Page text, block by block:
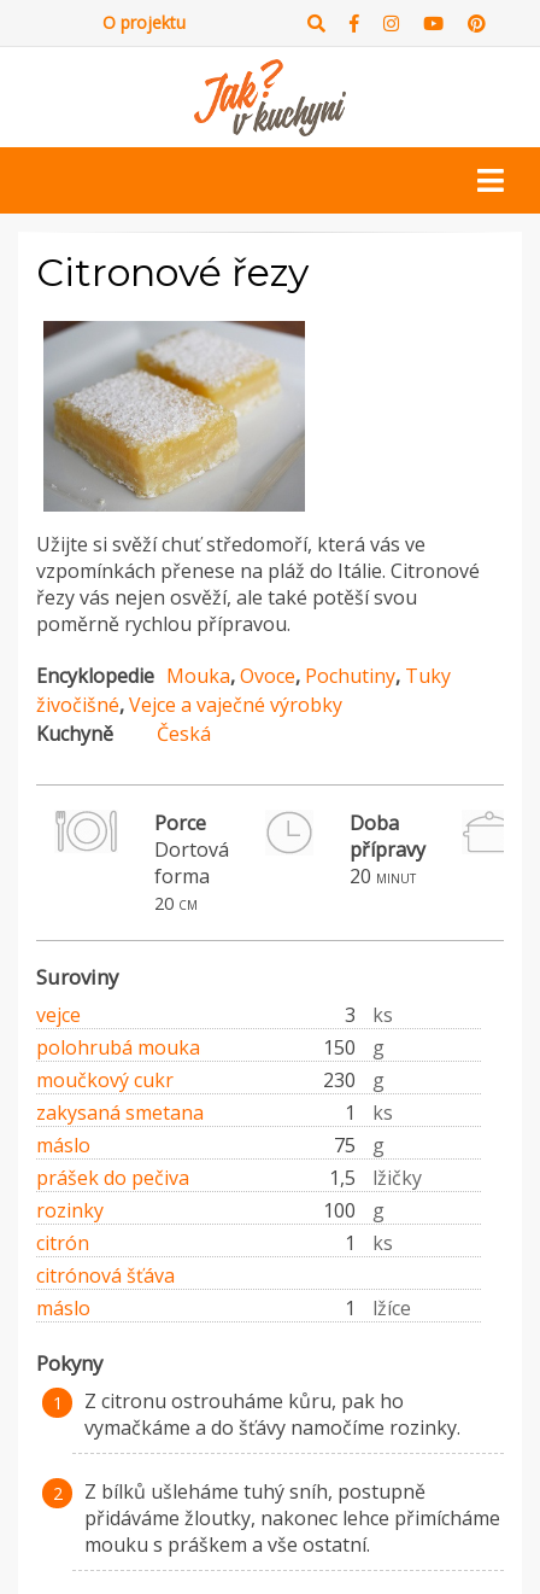
O projektu
Citronové řezy
Užijte si svěží chuť středomoří, která vás ve
vzpomínkách přenese na pláž do Itálie. Citronové
řezy vás nejen osvěží, ale také potěší svou
poměrně rychlou přípravou.
Encyklopedie Mouka,Ovoce, Pochutiny, Tuky
živočišné,Vejce a vaječné výrobky
Kuchyně
Česká
Porce
Dortová
forma
20 cm
Doba
přípravy
20 minut
Suroviny
vejce 3
ks
polohrubá mouka
150
g
moučkový cukr
230
g
zakysaná smetana
1
ks
máslo
75
g
prášek do pečiva
1,5
lžičky
rozinky
100
g
citrón
1
ks
citrónová šťáva
máslo
1 lžíce
Pokyny
Z citronu ostrouháme kůru, pak ho
vymačkáme a do šťávy namočíme rozinky.
Z bílků ušleháme tuhý sníh, postupně
přidáváme žloutky, nakonec lehce přimícháme
mouku s práškem a vše ostatní.